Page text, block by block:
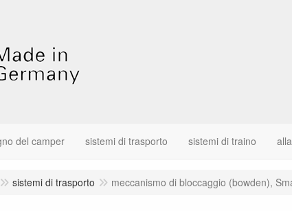
del camper sistemi di trasporto sistemi di traino
sistemi di trasporto meccanismo di bloccaggio (bowden),